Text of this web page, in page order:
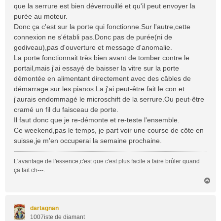
que la serrure est bien déverrouillé et qu'il peut envoyer la
purée au moteur.
Donc ça c'est sur la porte qui fonctionne.Sur l'autre,cette
connexion ne s'établi pas.Donc pas de purée(ni de
godiveau),pas d'ouverture et message d'anomalie.
La porte fonctionnait très bien avant de tomber contre le
portail,mais j'ai essayé de baisser la vitre sur la porte
démontée en alimentant directement avec des câbles de
démarrage sur les pianos.La j'ai peut-être fait le con et
j'aurais endommagé le microschift de la serrure.Ou peut-être
cramé un fil du faisceau de porte.
Il faut donc que je re-démonte et re-teste l'ensemble.
Ce weekend,pas le temps, je part voir une course de côte en
suisse,je m'en occuperai la semaine prochaine.
L'avantage de l'essence,c'est que c'est plus facile a faire brûler quand
ça fait ch---.
dartagnan
1007iste de diamant